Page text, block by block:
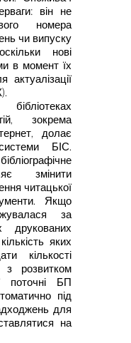
він не
номера
чи випуску
нові
в момент їх
зокрема
долає
БІС.
змінити
читацької
Якщо
за
друкованих
яких
кількості
з розвитком
поточні БП
під
для
на